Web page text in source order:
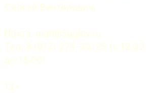
Сергей Викторович.
Почта: mail@5uglov.ru
Тел. 8 (812) 274-35-25 (c 12.00
до 18.00)
12+